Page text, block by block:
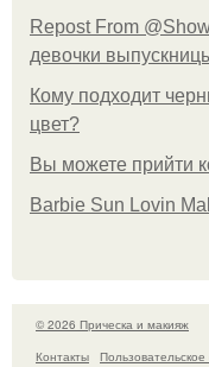
Repost From
девочки
Кому подходит
цвет?
Вы можете прийти
Barbie Sun Lovin
© 2026 Прическа и макияж
Контакты